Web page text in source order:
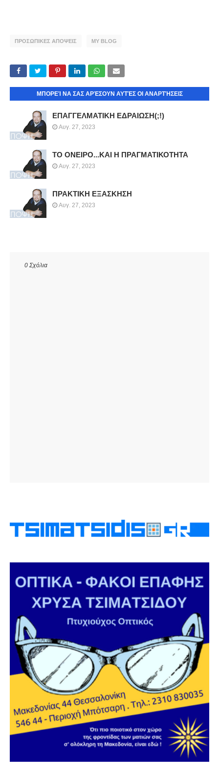
ΠΡΟΣΩΠΙΚΕΣ ΑΠΟΨΕΙΣ MY BLOG
ΜΠΟΡΕΊ ΝΑ ΣΑΣ ΑΡΈΣΟΥΝ ΑΥΤΈΣ ΟΙ ΑΝΑΡΤΉΣΕΙΣ
ΕΠΑΓΓΕΛΜΑΤΙΚΗ ΕΔΡΑΙΩΣΗ(;!)
Αυγ. 27, 2023
ΤΟ ΟΝΕΙΡΟ...ΚΑΙ Η ΠΡΑΓΜΑΤΙΚΟΤΗΤΑ
Αυγ. 27, 2023
ΠΡΑΚΤΙΚΗ ΕΞΑΣΚΗΣΗ
Αυγ. 27, 2023
0 Σχόλια